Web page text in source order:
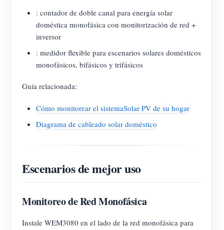
: contador de doble canal para energía solar
doméstica monofásica con monitorización de red +
inversor
: medidor flexible para escenarios solares domésticos
monofásicos, bifásicos y trifásicos
Guía relacionada:
Cómo monitorear el sistemaSolar PV de su hogar
Diagrama de cableado solar doméstico
Escenarios de mejor uso
Monitoreo de Red Monofásica
Instale WEM3080 en el lado de la red monofásica para